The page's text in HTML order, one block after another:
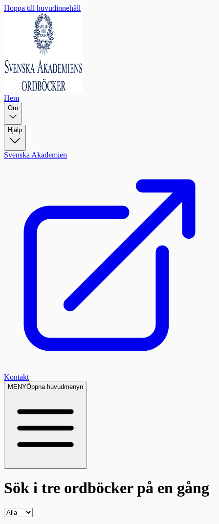
Hoppa till huvudinnehåll
Hem
Om
Hjälp
Svenska Akademien
Kontakt
MENYÖppna huvudmenyn
Sök i tre ordböckerpå en gång